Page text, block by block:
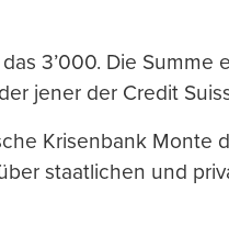
3’000. Die
jener der Credit
Krisenbank Monte
staatlichen und